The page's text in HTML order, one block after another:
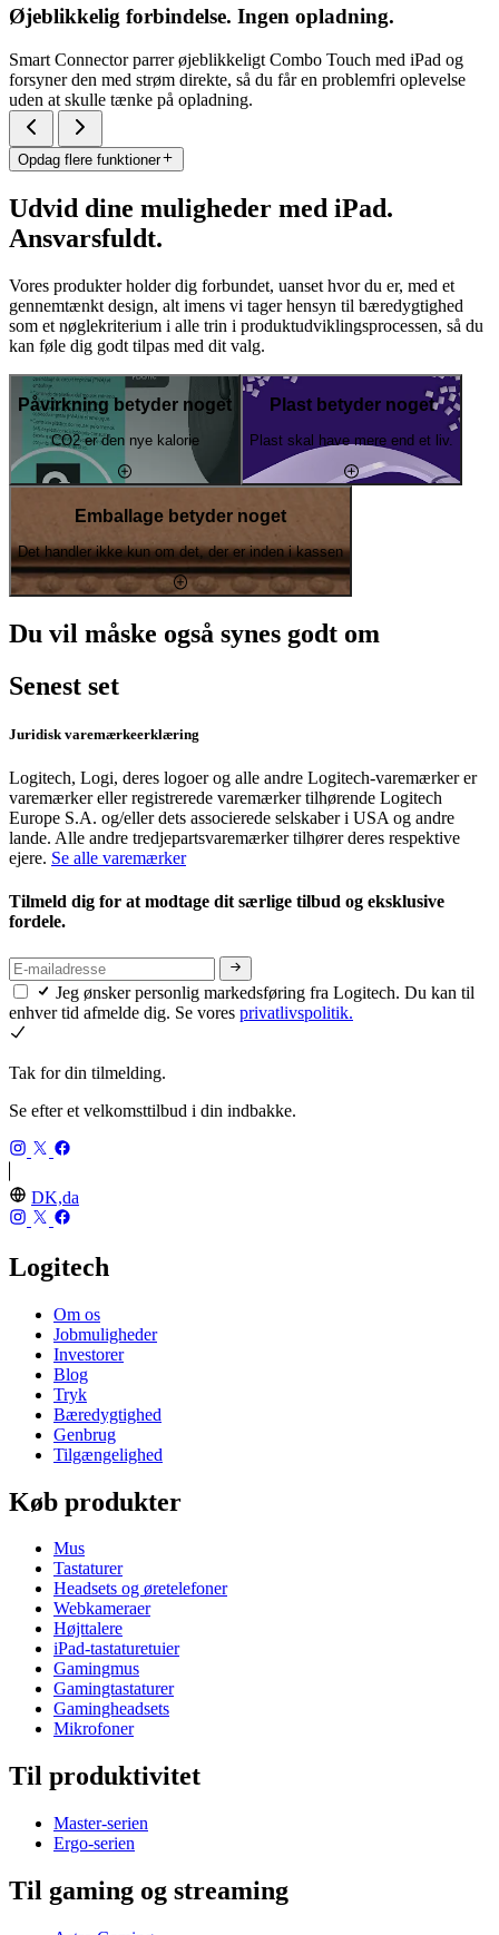
Øjeblikkelig forbindelse. Ingen opladning.
Smart Connector parrer øjeblikkeligt Combo Touch med iPad og
forsyner den med strøm direkte, så du får en problemfri oplevelse
uden at skulle tænke på opladning.
Opdag flere funktioner
Udvid dine muligheder med iPad.
Ansvarsfuldt.
Vores produkter holder dig forbundet, uanset hvor du er, med et
gennemtænkt design, alt imens vi tager hensyn til bæredygtighed
som et nøglekriterium i alle trin i produktudviklingsprocessen, så du
kan føle dig godt tilpas med dit valg.
Påvirkning betyder noget
CO2 er den nye kalorie
Plast betyder noget
Plast skal have mere end et liv.
Emballage betyder noget
Det handler ikke kun om det, der er inden i kassen
Du vil måske også synes godt om
Senest set
Juridisk varemærkeerklæring
Logitech, Logi, deres logoer og alle andre Logitech-varemærker er
varemærker eller registrerede varemærker tilhørende Logitech
Europe S.A. og/eller dets associerede selskaber i USA og andre
lande. Alle andre tredjepartsvaremærker tilhører deres respektive
ejere. Se alle varemærker
Tilmeld dig for at modtage dit særlige tilbud og eksklusive
fordele.
Jeg ønsker personlig markedsføring fra Logitech. Du kan til
enhver tid afmelde dig. Se vores privatlivspolitik.
Tak for din tilmelding.
Se efter et velkomsttilbud i din indbakke.
DK,da
Logitech
Om os
Jobmuligheder
Investorer
Blog
Tryk
Bæredygtighed
Genbrug
Tilgængelighed
Køb produkter
Mus
Tastaturer
Headsets og øretelefoner
Webkameraer
Højttalere
iPad-tastaturetuier
Gamingmus
Gamingtastaturer
Gamingheadsets
Mikrofoner
Til produktivitet
Master-serien
Ergo-serien
Til gaming og streaming